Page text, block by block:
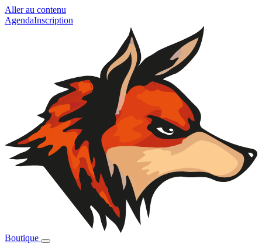
Aller au contenu
AgendaInscription
Boutique